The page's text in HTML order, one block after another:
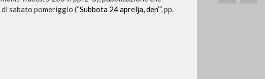
sabato pomeriggio (“Subbota 24 aprelja, den’”, pp.